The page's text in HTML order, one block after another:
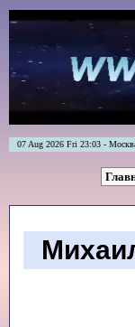
07 Aug 2026 Fri 23:03 -